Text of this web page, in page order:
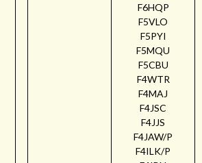
F6HQP
F5VLO
F5PYI
F5MQU
F5CBU
F4WTR
F4MAJ
F4JSC
F4JJS
F4JAW/P
F4ILK/P